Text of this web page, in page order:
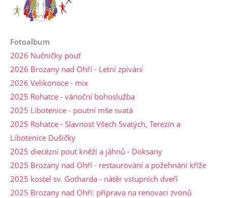
Fotoalbum
2026 Nučničky pouť
2026 Brozany nad Ohří - Letní zpívání
2026 Velikonoce - mix
2025 Rohatce - vánoční bohoslužba
2025 Libotenice - poutní mše svatá
2025 Rohatce - Slavnost Všech Svatých, Terezín a
Libotenice Dušičky
2025 diecézní pouť kněží a jáhnů - Doksany
2025 Brozany nad Ohří - restaurování a požehnání kříže
2025 kostel sv. Gotharda - nátěr vstupních dveří
2025 Brozany nad Ohří: příprava na renovaci zvonů